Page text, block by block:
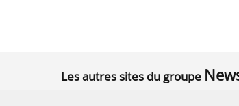
Les autres sites du groupe